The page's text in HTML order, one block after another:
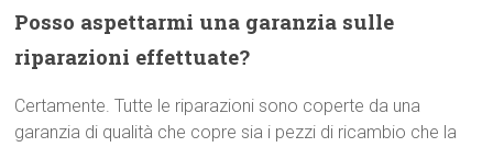
Posso aspettarmi una garanzia sulle
riparazioni effettuate?
Certamente. Tutte le riparazioni sono coperte da una
garanzia di qualità che copre sia i pezzi di ricambio che la